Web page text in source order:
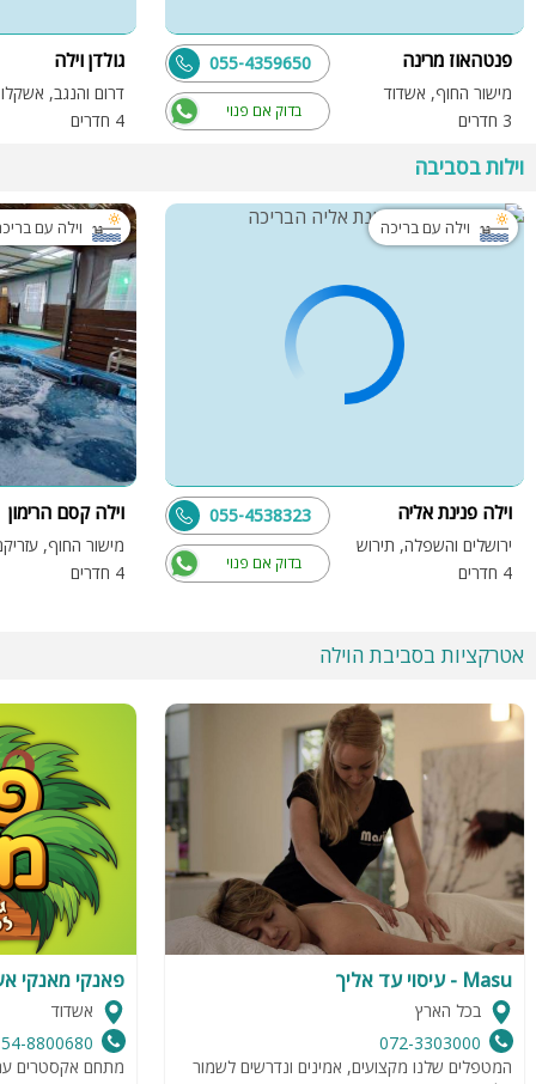
פנטהאוז מרינה
מישור החוף, אשדוד
3 חדרים
בדוק אם פנוי
055-4359650 גולדן וילה
דרום והנגב,
4 חדרים
וילות בסביבה
וילה עם בריכה
וילה פנינת אליה
ירושלים והשפלה, תירוש
4 חדרים
בדוק אם פנוי
055-4538323
וילה עם
וילה קסם הרימון
מישור החוף,
4 חדרים
אטרקציות בסביבת הוילה
Masu - עיסוי עד אליך
בכל הארץ
072-3303000
המטפלים שלנו מקצועים, אמינים ונדרשים לשמור
פאנקי מאנקי
אשדוד
8800680
מתחם אקסטרים עם